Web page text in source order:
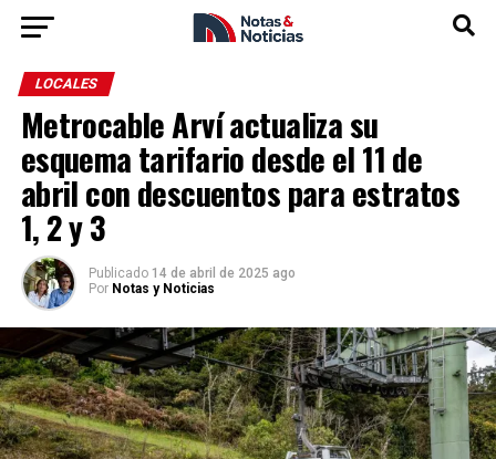
LOCALES
Metrocable Arví actualiza su
esquema tarifario desde el 11 de
abril con descuentos para estratos
1, 2 y 3
Publicado 14 de abril de 2025 ago
Por Notas y Noticias